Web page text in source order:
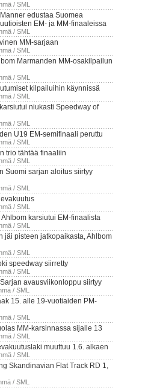
/ SML
edustaa Suomea
EM- ja MM-finaaleissa
/ SML
MM-sarjaan
/ SML
Marmanden MM-osakilpailun
/ SML
kilpailuihin käynnissä
/ SML
niukasti Speedway of
/ SML
U19 EM-semifinaali peruttu
/ SML
trio tähtää finaaliin
/ SML
Suomi sarjan aloitus siirtyy
/ SML
/ SML
Ahlbom karsiutui EM-finaalista
/ SML
jäi pisteen jatkopaikasta, Ahlbom
/ SML
speedway siirretty
/ SML
avausviikonloppu siirtyy
/ SML
15. alle 19-vuotiaiden PM-
/ SML
MM-karsinnassa sijalle 13
/ SML
muuttuu 1.6. alkaen
/ SML
Skandinavian Flat Track RD 1,
/ SML